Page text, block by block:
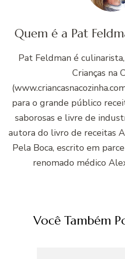
Quem é a Pat
Pat Feldman é
Crianças na
para o grande público
saborosas e livre de
autora do livro de receitas
Pela Boca, escrito em
renomado médico
Você Também